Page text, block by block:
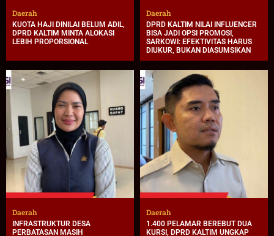
Daerah
KUOTA HAJI DINILAI BELUM ADIL,
DPRD KALTIM MINTA ALOKASI
LEBIH PROPORSIONAL
Daerah
DPRD KALTIM NILAI INFLUENCER
BISA JADI OPSI PROMOSI,
SARKOWI: EFEKTIVITAS HARUS
DIUKUR, BUKAN DIASUMSIKAN
Daerah
INFRASTRUKTUR DESA
PERBATASAN MASIH
Daerah
1.400 PELAMAR BEREBUT DUA
KURSI, DPRD KALTIM UNGKAP